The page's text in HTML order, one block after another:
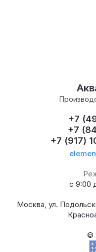
+7
+7
+7 (917)
с 9:00
Москва, ул.
©